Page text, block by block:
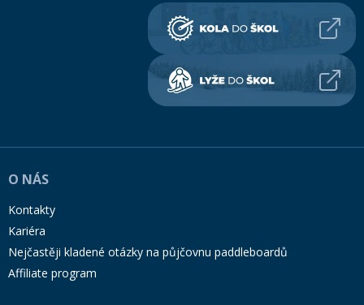
O NÁS
Kontakty
Kariéra
Nejčastěji kladené otázky na půjčovnu paddleboardů
Affiliate program